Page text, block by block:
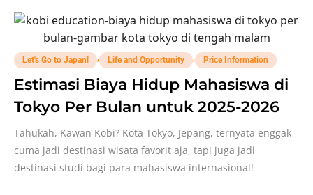
Let's Go to Japan! Life and Opportunity Price Information
Estimasi Biaya Hidup Mahasiswa di
Tokyo Per Bulan untuk 2025-2026
Tahukah, Kawan Kobi? Kota Tokyo, Jepang, ternyata enggak
cuma jadi destinasi wisata favorit aja, tapi juga jadi
destinasi studi bagi para mahasiswa internasional!